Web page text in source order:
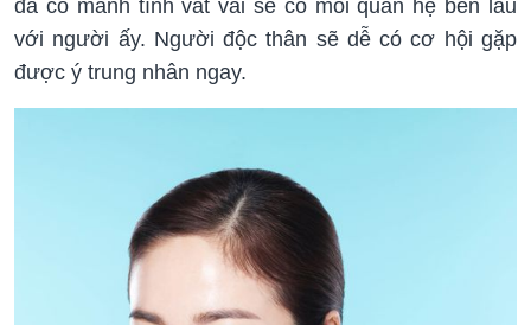
đã có mảnh tình vắt vai sẽ có mối quan hệ bền lâu
với người ấy. Người độc thân sẽ dễ có cơ hội gặp
được ý trung nhân ngay.